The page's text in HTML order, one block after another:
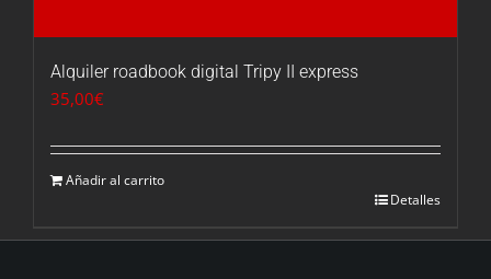
Alquiler roadbook digital Tripy II express
35,00€
Añadir al carrito
Detalles